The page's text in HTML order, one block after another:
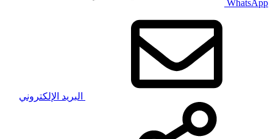
WhatsApp
البريد الإلكتروني